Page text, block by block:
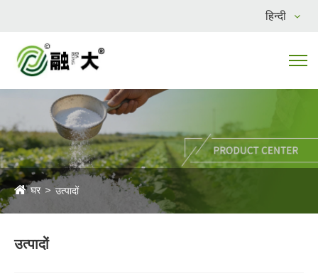
हिन्दी
घर उत्पादों
उत्पादों